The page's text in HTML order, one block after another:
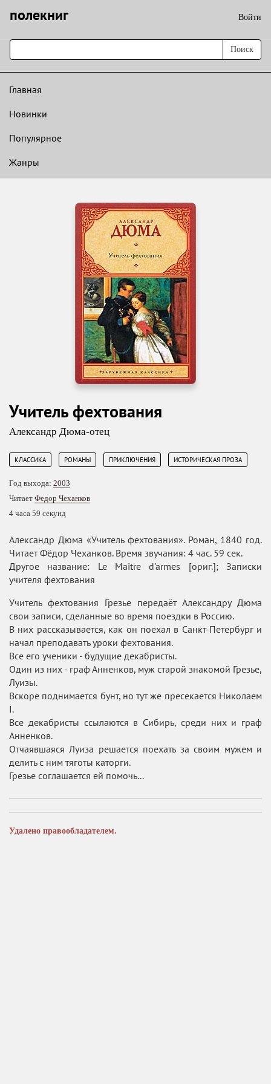
полекниг Войти
Поиск
Главная
Новинки
Популярное
Жанры
Учитель фехтования
Александр Дюма-отец
КЛАССИКА РОМАНЫ ПРИКЛЮЧЕНИЯ ИСТОРИЧЕСКАЯ ПРОЗА
Год выхода: 2003
Читает Федор Чеханков
4 часа 59 секунд
Александр Дюма «Учитель фехтования». Роман, 1840 год.
Читает Фёдор Чеханков. Время звучания: 4 час. 59 сек.
Другое название: Le Maître d'armes [ориг.]; Записки
учителя фехтования
Учитель фехтования Грезье передаёт Александру Дюма
свои записи, сделанные во время поездки в Россию.
В них рассказывается, как он поехал в Санкт-Петербург и
начал преподавать уроки фехтования.
Все его ученики - будущие декабристы.
Один из них - граф Анненков, муж старой знакомой Грезье,
Луизы.
Вскоре поднимается бунт, но тут же пресекается Николаем
I.
Все декабристы ссылаются в Сибирь, среди них и граф
Анненков.
Отчаявшаяся Луиза решается поехать за своим мужем и
делить с ним тяготы каторги.
Грезье соглашается ей помочь...
Удалено правообладателем.